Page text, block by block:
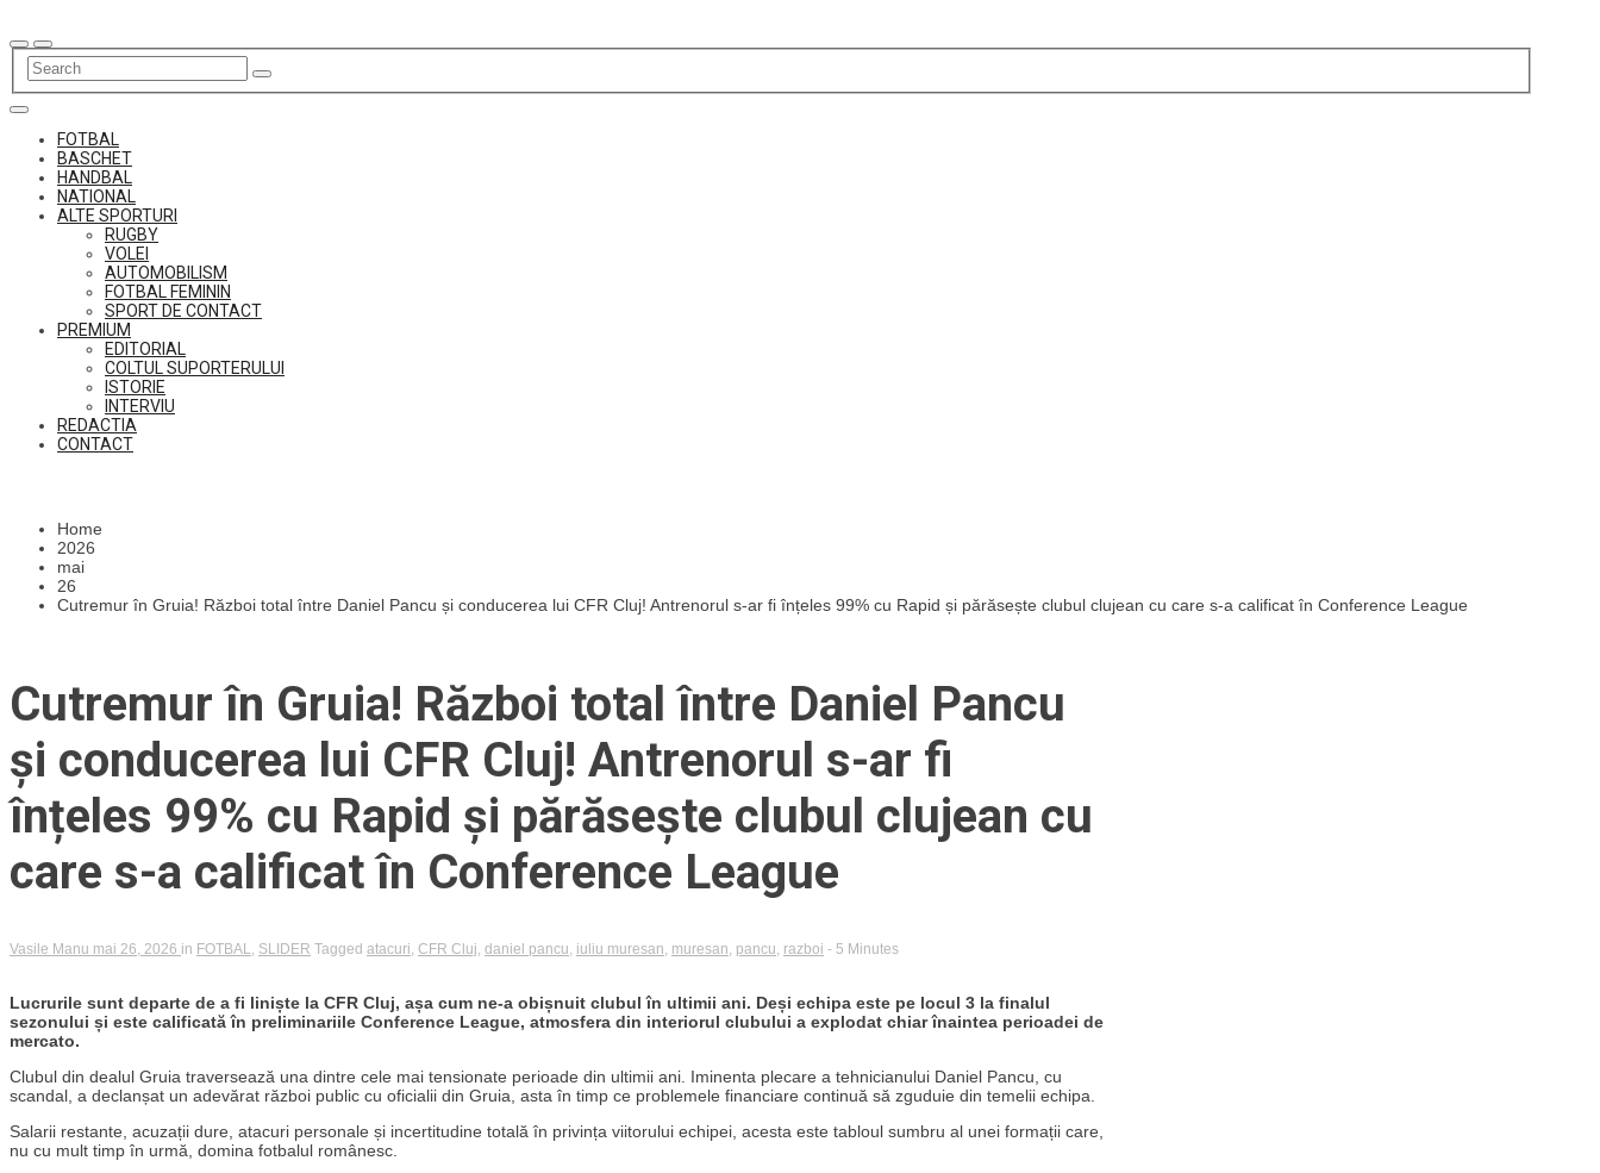
to
content
FOTBAL
BASCHET
HANDBAL
NATIONAL
ALTE SPORTURI
RUGBY
VOLEI
AUTOMOBILISM
FOTBAL FEMININ
SPORT DE CONTACT
PREMIUM
EDITORIAL
COLTUL SUPORTERULUI
ISTORIE
INTERVIU
REDACTIA
CONTACT
Home
2026
mai
26
Cutremur în Gruia! Război total între Daniel Pancu și conducerea lui CFR Cluj! Antrenorul s-ar fi înțeles 99% cu Rapid și părăsește clubul clujean cu care s-a calificat în Conference League
Cutremur în Gruia! Război total între Daniel Pancu
și conducerea lui CFR Cluj! Antrenorul s-ar fi
înțeles 99% cu Rapid și părăsește clubul clujean cu
care s-a calificat în Conference League
Vasile Manu mai 26, 2026 in FOTBAL SLIDER Tagged atacuri CFR Cluj daniel pancu iuliu muresan muresan pancu razboi - 5 Minutes
Lucrurile sunt departe de a fi liniște la CFR Cluj, așa cum ne-a obișnuit clubul în ultimii ani. Deși echipa este pe locul 3 la finalul
sezonului și este calificată în preliminariile Conference League, atmosfera din interiorul clubului a explodat chiar înaintea perioadei de
mercato.
Clubul din dealul Gruia traversează una dintre cele mai tensionate perioade din ultimii ani. Iminenta plecare a tehnicianului Daniel Pancu, cu
scandal, a declanșat un adevărat război public cu oficialii din Gruia, asta în timp ce problemele financiare continuă să zguduie din temelii echipa.
Salarii restante, acuzații dure, atacuri personale și incertitudine totală în privința viitorului echipei, acesta este tabloul sumbru al unei formații care,
nu cu mult timp în urmă, domina fotbalul românesc.